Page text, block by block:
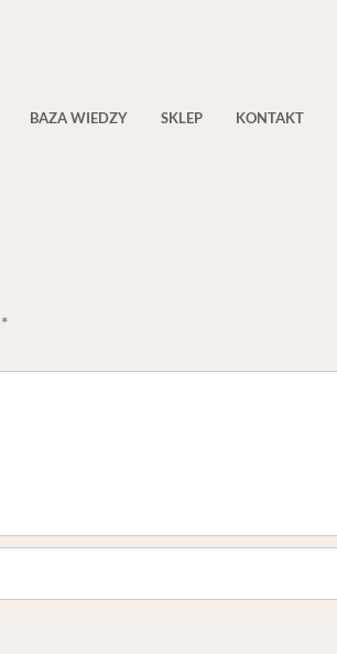
BAZA WIEDZY SKLEP KONTAKT
*